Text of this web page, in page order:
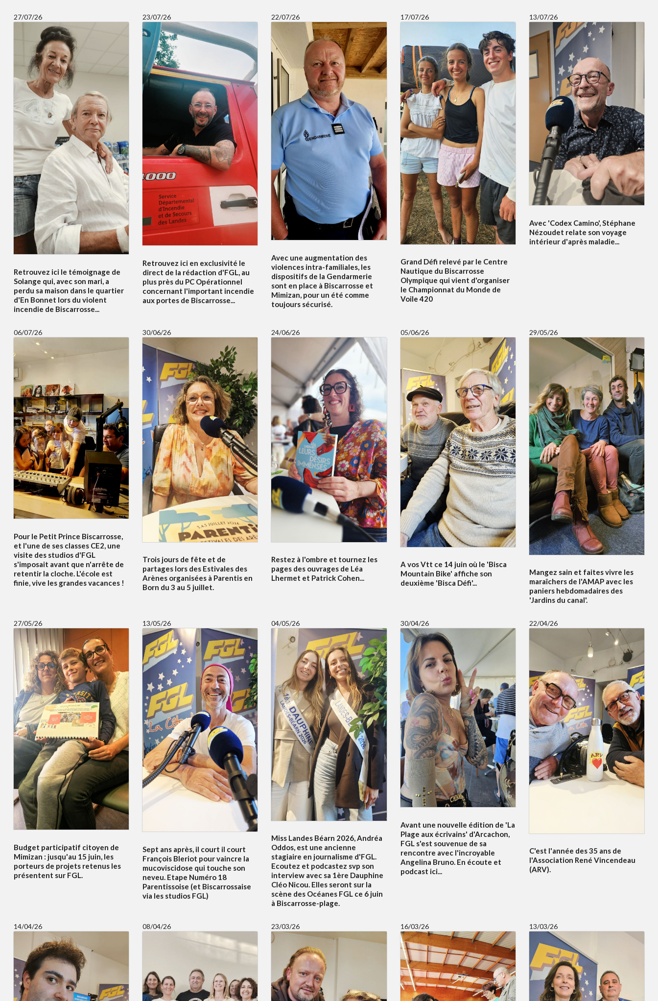
27/07/26
Retrouvez ici le témoignage de
Solange qui, avec son mari, a
perdu sa maison dans le quartier
d'En Bonnet lors du violent
incendie de Biscarrosse...
23/07/26
Retrouvez ici en exclusivité le
direct de la rédaction d'FGL, au
plus près du PC Opérationnel
concernant l'important incendie
aux portes de Biscarrosse...
22/07/26
Avec une augmentation des
violences intra-familiales, les
dispositifs de la Gendarmerie
sont en place à Biscarrosse et
Mimizan, pour un été comme
toujours sécurisé.
17/07/26
Grand Défi relevé par le Centre
Nautique du Biscarrosse
Olympique qui vient d'organiser
le Championnat du Monde de
Voile 420
13/07/26
Avec 'Codex Camino', Stéphane
Nézoudet relate son voyage
intérieur d'après maladie...
06/07/26
Pour le Petit Prince Biscarrosse,
et l'une de ses classes CE2, une
visite des studios d'FGL
s'imposait avant que n'arrête de
retentir la cloche. L'école est
finie, vive les grandes vacances !
30/06/26
Trois jours de fête et de
partages lors des Estivales des
Arènes organisées à Parentis en
Born du 3 au 5 juillet.
24/06/26
Restez à l'ombre et tournez les
pages des ouvrages de Léa
Lhermet et Patrick Cohen...
05/06/26
A vos Vtt ce 14 juin où le 'Bisca
Mountain Bike' affiche son
deuxième 'Bisca Défi'...
29/05/26
Mangez sain et faites vivre les
maraîchers de l'AMAP avec les
paniers hebdomadaires des
'Jardins du canal'.
27/05/26
Budget participatif citoyen de
Mimizan : jusqu'au 15 juin, les
porteurs de projets retenus les
présentent sur FGL.
13/05/26
Sept ans après, il court il court
François Bleriot pour vaincre la
mucoviscidose qui touche son
neveu. Etape Numéro 18
Parentissoise (et Biscarrossaise
via les studios FGL)
04/05/26
Miss Landes Béarn 2026, Andréa
Oddos, est une ancienne
stagiaire en journalisme d'FGL.
Ecoutez et podcastez svp son
interview avec sa 1ère Dauphine
Cléo Nicou. Elles seront sur la
scène des Océanes FGL ce 6 juin
à Biscarrosse-plage.
30/04/26
Avant une nouvelle édition de 'La
Plage aux écrivains' d'Arcachon,
FGL s'est souvenue de sa
rencontre avec l'incroyable
Angelina Bruno. En écoute et
podcast ici...
22/04/26
C'est l'année des 35 ans de
l'Association René Vincendeau
(ARV).
14/04/26 08/04/26 23/03/26 16/03/26 13/03/26